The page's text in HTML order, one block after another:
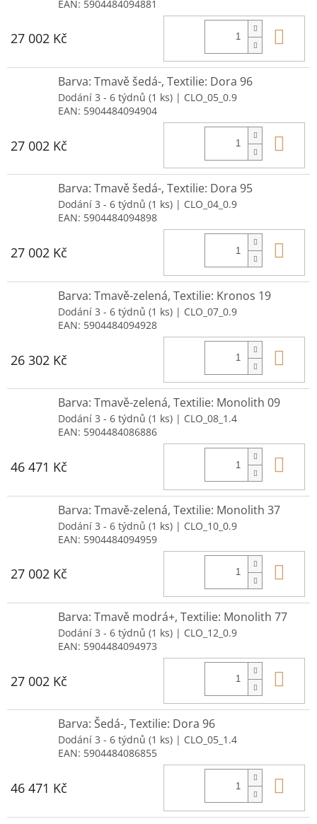
EAN: 5904484094881
27 002 Kč
Barva: Tmavě šedá-, Textilie: Dora 96
Dodání 3 - 6 týdnů (1 ks) | CLO_05_0.9
EAN: 5904484094904
27 002 Kč
Barva: Tmavě šedá-, Textilie: Dora 95
Dodání 3 - 6 týdnů (1 ks) | CLO_04_0.9
EAN: 5904484094898
27 002 Kč
Barva: Tmavě-zelená, Textilie: Kronos 19
Dodání 3 - 6 týdnů (1 ks) | CLO_07_0.9
EAN: 5904484094928
26 302 Kč
Barva: Tmavě-zelená, Textilie: Monolith 09
Dodání 3 - 6 týdnů (1 ks) | CLO_08_1.4
EAN: 5904484086886
46 471 Kč
Barva: Tmavě-zelená, Textilie: Monolith 37
Dodání 3 - 6 týdnů (1 ks) | CLO_10_0.9
EAN: 5904484094959
27 002 Kč
Barva: Tmavě modrá+, Textilie: Monolith 77
Dodání 3 - 6 týdnů (1 ks) | CLO_12_0.9
EAN: 5904484094973
27 002 Kč
Barva: Šedá-, Textilie: Dora 96
Dodání 3 - 6 týdnů (1 ks) | CLO_05_1.4
EAN: 5904484086855
46 471 Kč